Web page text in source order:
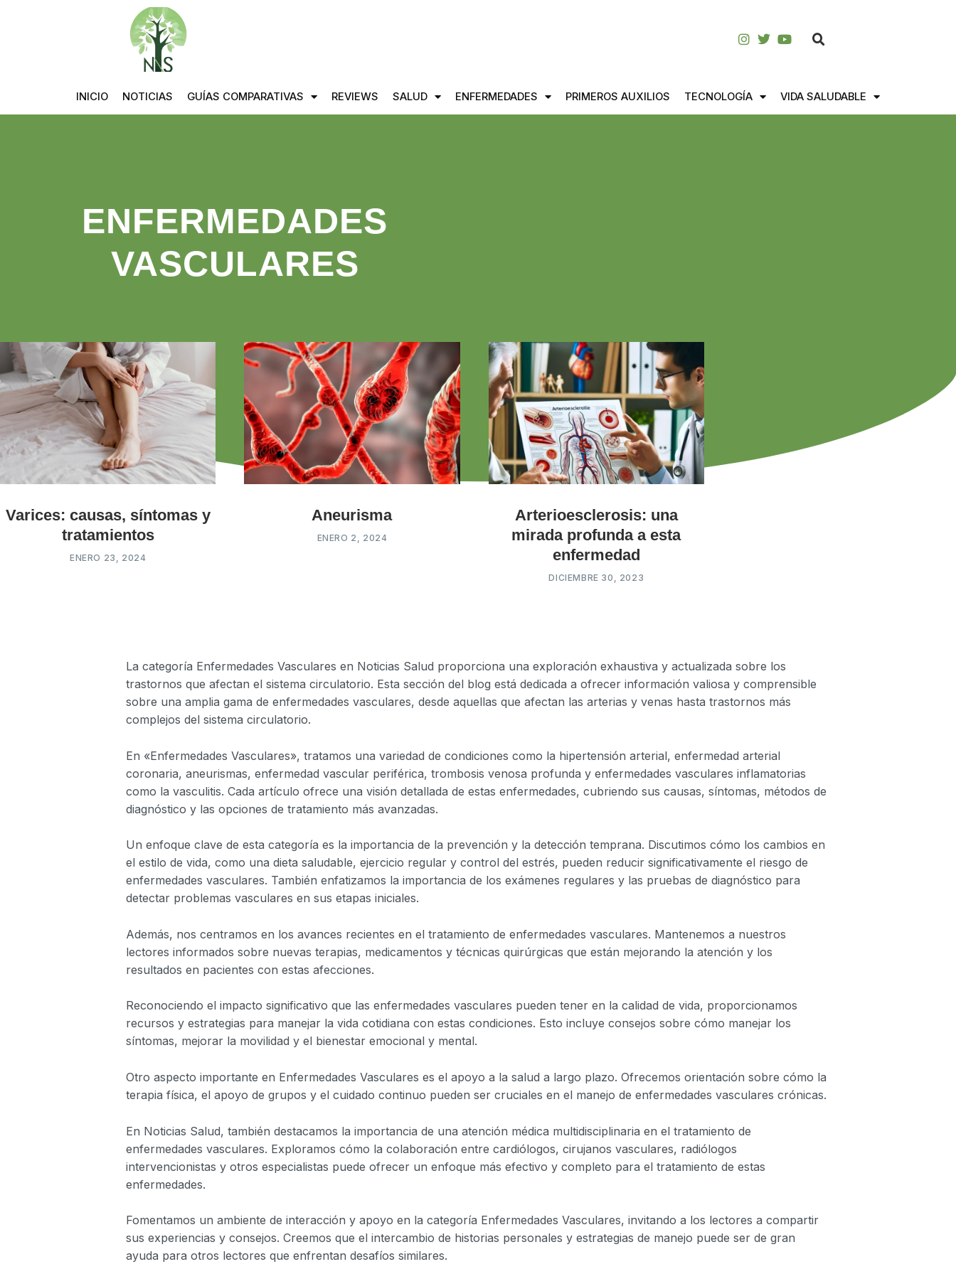
INICIO NOTICIAS GUÍAS COMPARATIVAS REVIEWS SALUD ENFERMEDADES PRIMEROS AUXILIOS TECNOLOGÍA VIDA SALUDABLE
ENFERMEDADES
VASCULARES
Varices: causas, síntomas y
tratamientos
ENERO 23, 2024
Aneurisma
ENERO 2, 2024
Arterioesclerosis: una
mirada profunda a esta
enfermedad
DICIEMBRE 30, 2023
La categoría Enfermedades Vasculares en Noticias Salud proporciona una exploración exhaustiva y actualizada sobre los
trastornos que afectan el sistema circulatorio. Esta sección del blog está dedicada a ofrecer información valiosa y comprensible
sobre una amplia gama de enfermedades vasculares, desde aquellas que afectan las arterias y venas hasta trastornos más
complejos del sistema circulatorio.
En «Enfermedades Vasculares», tratamos una variedad de condiciones como la hipertensión arterial, enfermedad arterial
coronaria, aneurismas, enfermedad vascular periférica, trombosis venosa profunda y enfermedades vasculares inflamatorias
como la vasculitis. Cada artículo ofrece una visión detallada de estas enfermedades, cubriendo sus causas, síntomas, métodos de
diagnóstico y las opciones de tratamiento más avanzadas.
Un enfoque clave de esta categoría es la importancia de la prevención y la detección temprana. Discutimos cómo los cambios en
el estilo de vida, como una dieta saludable, ejercicio regular y control del estrés, pueden reducir significativamente el riesgo de
enfermedades vasculares. También enfatizamos la importancia de los exámenes regulares y las pruebas de diagnóstico para
detectar problemas vasculares en sus etapas iniciales.
Además, nos centramos en los avances recientes en el tratamiento de enfermedades vasculares. Mantenemos a nuestros
lectores informados sobre nuevas terapias, medicamentos y técnicas quirúrgicas que están mejorando la atención y los
resultados en pacientes con estas afecciones.
Reconociendo el impacto significativo que las enfermedades vasculares pueden tener en la calidad de vida, proporcionamos
recursos y estrategias para manejar la vida cotidiana con estas condiciones. Esto incluye consejos sobre cómo manejar los
síntomas, mejorar la movilidad y el bienestar emocional y mental.
Otro aspecto importante en Enfermedades Vasculares es el apoyo a la salud a largo plazo. Ofrecemos orientación sobre cómo la
terapia física, el apoyo de grupos y el cuidado continuo pueden ser cruciales en el manejo de enfermedades vasculares crónicas.
En Noticias Salud, también destacamos la importancia de una atención médica multidisciplinaria en el tratamiento de
enfermedades vasculares. Exploramos cómo la colaboración entre cardiólogos, cirujanos vasculares, radiólogos
intervencionistas y otros especialistas puede ofrecer un enfoque más efectivo y completo para el tratamiento de estas
enfermedades.
Fomentamos un ambiente de interacción y apoyo en la categoría Enfermedades Vasculares, invitando a los lectores a compartir
sus experiencias y consejos. Creemos que el intercambio de historias personales y estrategias de manejo puede ser de gran
ayuda para otros lectores que enfrentan desafíos similares.